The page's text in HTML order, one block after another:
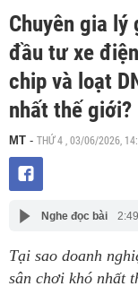
Chuyên gia
đầu tư xe
chip và loạt
nhất thế giới?
MT - THỨ 4 , 03/06/2026,
Nghe đọc bài 2:49
Tại sao doanh
sân chơi khó nhất